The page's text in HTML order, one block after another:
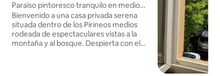
Paraíso pintoresco tranquilo en medio
de los Pirineos.
Bienvenido a una casa privada serena
situada dentro de los Pirineos medios
rodeada de espectaculares vistas a la
montaña y al bosque. Despierta con el